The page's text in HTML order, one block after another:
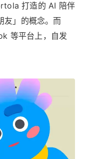
打造的 AI 陪伴
友」的概念。而
等平台上，自发